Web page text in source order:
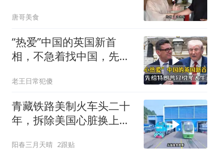
唐哥美食
“热爱”中国的英国新首
相，不急着找中国，先给
老王日常犯傻
青藏铁路美制火车头二十
年，拆除美国心脏换上绿
阳春三月天晴 2跟贴